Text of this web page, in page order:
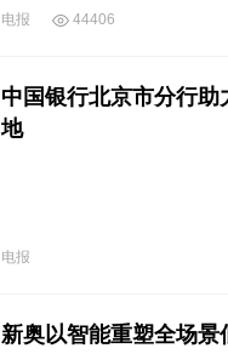
电报 44406
中国银行北京市分行
地
电报
新奥以智能重塑全场